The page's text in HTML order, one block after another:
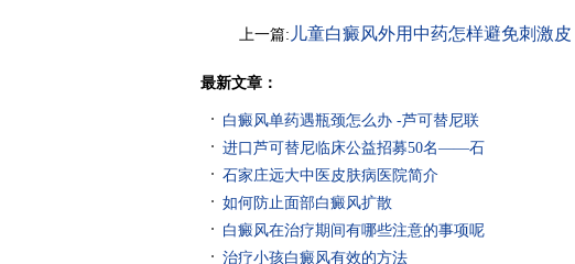
上一篇: 儿童白癜风外用中药怎样避免刺激皮
最新文章：
白癜风单药遇瓶颈怎么办 -芦可替尼联
进口芦可替尼临床公益招募50名——石
石家庄远大中医皮肤病医院简介
如何防止面部白癜风扩散
白癜风在治疗期间有哪些注意的事项呢
治疗小孩白癜风有效的方法